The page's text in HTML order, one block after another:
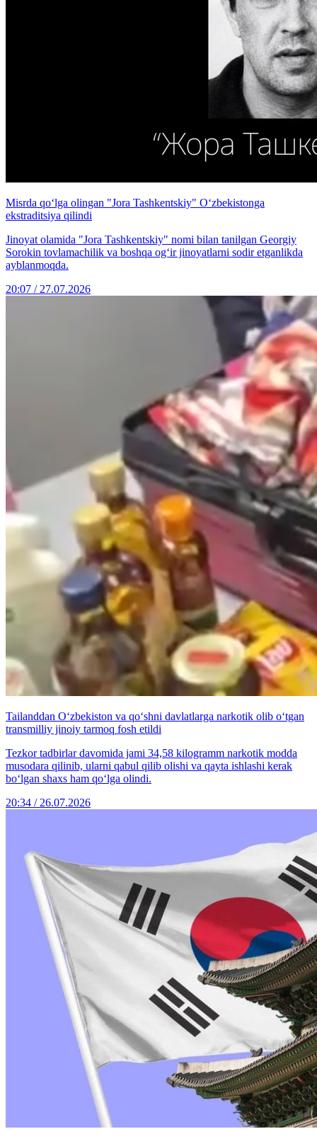
Misrda qo‘lga olingan "Jora Tashkentskiy" O‘zbekistonga
ekstraditsiya qilindi
Jinoyat olamida "Jora Tashkentskiy" nomi bilan tanilgan Georgiy
Sorokin tovlamachilik va boshqa og‘ir jinoyatlarni sodir etganlikda
ayblanmoqda.
20:07 / 27.07.2026
Tailanddan O‘zbekiston va qo‘shni davlatlarga narkotik olib o‘tgan
transmilliy jinoiy tarmoq fosh etildi
Tezkor tadbirlar davomida jami 34,58 kilogramm narkotik modda
musodara qilinib, ularni qabul qilib olishi va qayta ishlashi kerak
bo‘lgan shaxs ham qo‘lga olindi.
20:34 / 26.07.2026